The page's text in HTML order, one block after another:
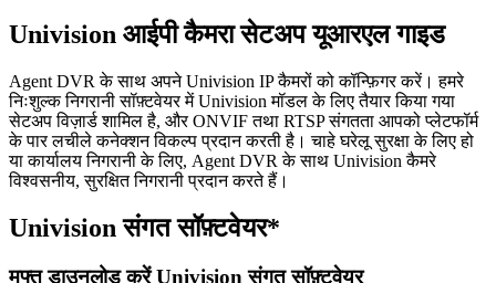
Univision आईपी कैमरा सेटअप यूआरएल गाइड
Agent DVR के साथ अपने Univision IP कैमरों को कॉन्फ़िगर करें। हमरे
निःशुल्क निगरानी सॉफ़्टवेयर में Univision मॉडल के लिए तैयार किया गया
सेटअप विज़ार्ड शामिल है, और ONVIF तथा RTSP संगतता आपको प्लेटफॉर्म
के पार लचीले कनेक्शन विकल्प प्रदान करती है। चाहे घरेलू सुरक्षा के लिए हो
या कार्यालय निगरानी के लिए, Agent DVR के साथ Univision कैमरे
विश्वसनीय, सुरक्षित निगरानी प्रदान करते हैं।
Univision संगत सॉफ़्टवेयर*
मुफ्त डाउनलोड करें Univision संगत सॉफ़्टवेयर